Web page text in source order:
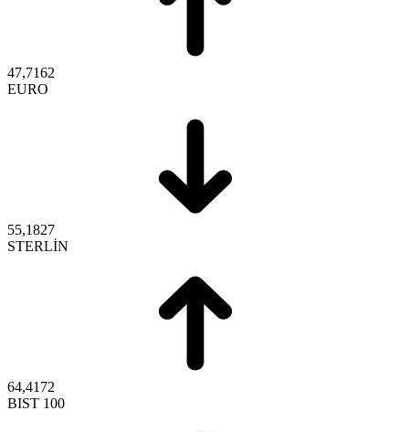
47,7162
EURO
55,1827
STERLİN
64,4172
BIST 100